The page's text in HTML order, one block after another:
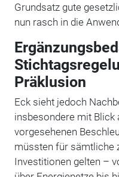
Grundsatz gute
nun rasch in die
Präklusion
Eck sieht jedoch
insbesondere mit Blick
vorgesehenen
müssten für sämtliche
Investitionen gelten –